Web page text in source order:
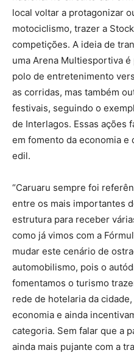
local voltar a protagonizar
motociclismo, trazer a
competições. A ideia de
uma Arena Multiesportiva
polo de entretenimento
as corridas, mas também
festivais, seguindo o
de Interlagos. Essas ações
em fomento da economia e
edil.
“Caruaru sempre foi
entre os mais importantes
estrutura para receber
como já vimos com a
mudar este cenário de
automobilismo, pois o
fomentamos o turismo
rede de hotelaria da
economia e ainda
categoria. Sem falar que a
ainda mais pujante com a